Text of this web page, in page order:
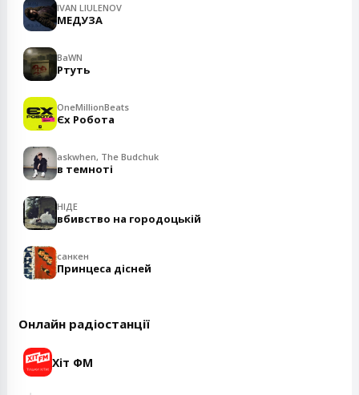
IVAN LIULENOV
МЕДУЗА
BaWN
Ртуть
OneMillionBeats
Єх Робота
askwhen, The Budchuk
в темноті
НІДЕ
вбивство на городоцькій
санкен
Принцеса дісней
Онлайн радіостанції
Хіт ФМ